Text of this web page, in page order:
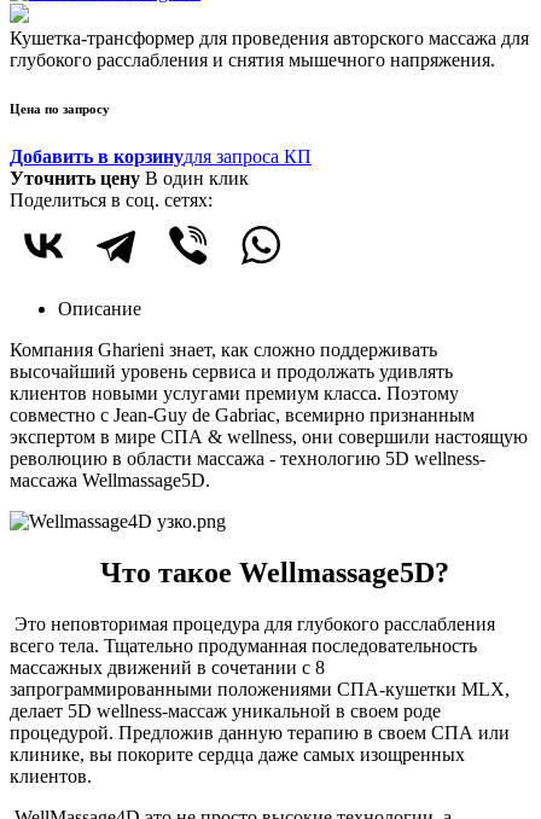
Кушетка-трансформер для проведения авторского массажа для
глубокого расслабления и снятия мышечного напряжения.
Цена по запросу
Добавить в корзинудля запроса КП
Уточнить цену В один клик
Поделиться в соц. сетях:
Описание
Компания Gharieni знает, как сложно поддерживать
высочайший уровень сервиса и продолжать удивлять
клиентов новыми услугами премиум класса. Поэтому
совместно с Jean-Guy de Gabriac, всемирно признанным
экспертом в мире СПА & wellness, они совершили настоящую
революцию в области массажа - технологию 5D wellness-
массажа Wellmassage5D.
Что такое Wellmassage5D?
Это неповторимая процедура для глубокого расслабления
всего тела. Тщательно продуманная последовательность
массажных движений в сочетании с 8
запрограммированными положениями СПА-кушетки MLX,
делает 5D wellness-массаж уникальной в своем роде
процедурой. Предложив данную терапию в своем СПА или
клинике, вы покорите сердца даже самых изощренных
клиентов.